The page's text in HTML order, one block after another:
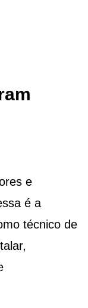
e
é a
técnico de